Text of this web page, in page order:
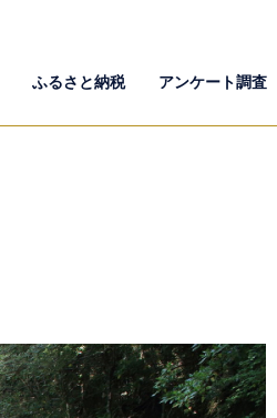
ふるさと納税 アンケート調査